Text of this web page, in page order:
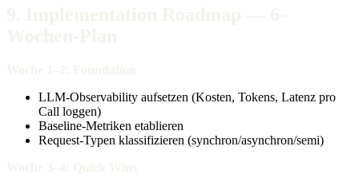
LLM-Observability aufsetzen (Kosten, Tokens, Latenz pro
Call loggen)
Baseline-Metriken etablieren
Request-Typen klassifizieren (synchron/asynchron/semi)